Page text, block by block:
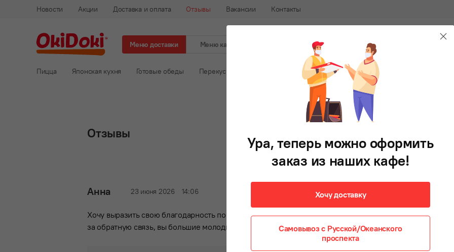
Новости Акции Доставка и оплата Отзывы Вакансии Контакты
Меню доставки Меню кафе 240-88-88
Доставка еды во Владивостоке
В
Пицца Японская кухня Готовые обеды Перекус Первые блюда Гарнир Фри
Отзывы
Анна 23 июня 2026 14:06
Хочу выразить свою благодарность по поводу вчерашнего случая с сырниками, переделанные
за обратную связь, вы большие молодцы
Ура, теперь можно оформить
заказ из наших кафе!
Хочу доставку
Самовывоз с Русской/Океанского
проспекта